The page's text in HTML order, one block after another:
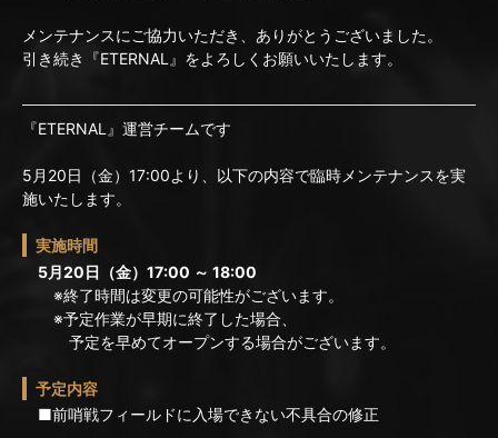
メンテナンスにご協力いただき、ありがとうございました。
引き続き『ETERNAL』をよろしくお願いいたします。
『ETERNAL』運営チームです
5月20日（金）17:00より、以下の内容で臨時メンテナンスを実
施いたします。
実施時間
5月20日（金）17:00 ～ 18:00
※終了時間は変更の可能性がございます。
※予定作業が早期に終了した場合、
予定を早めてオープンする場合がございます。
予定内容
■前哨戦フィールドに入場できない不具合の修正